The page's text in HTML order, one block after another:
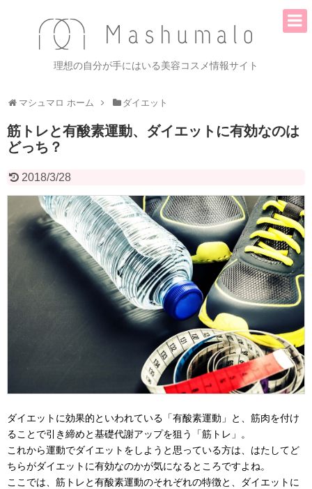
理想の自分が手にはいる美容コスメ情報サイト
マシュマロ ホーム ダイエット
筋トレと有酸素運動、ダイエットに有効なのは
どっち？
2018/3/28
ダイエットに効果的といわれている「有酸素運動」と、筋肉を付け
ることで引き締めと基礎代謝アップを狙う「筋トレ」。
これから運動でダイエットをしようと思っている方は、はたしてど
ちらがダイエットに有効なのかが気になるところですよね。
ここでは、筋トレと有酸素運動のそれぞれの特徴と、ダイエットに